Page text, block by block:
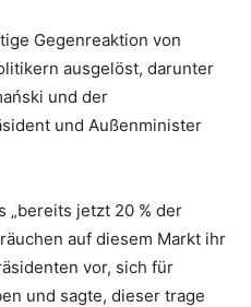
Gegenreaktion von
ausgelöst, darunter
und der
und Außenminister
„bereits jetzt 20 % der
auf diesem Markt ihr
vor, sich für
und sagte, dieser trage